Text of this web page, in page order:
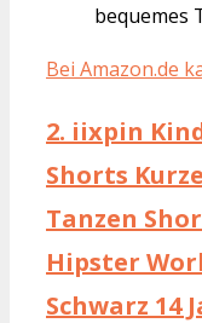
bequemes
Bei Amazon.de
2. iixpin
Shorts
Tanzen
Hipster
Schwarz 14